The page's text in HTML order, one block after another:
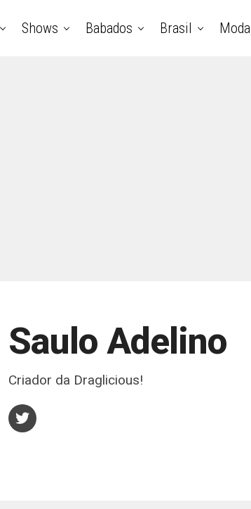
Shows Babados Brasil Moda
Saulo Adelino
Criador da Draglicious!